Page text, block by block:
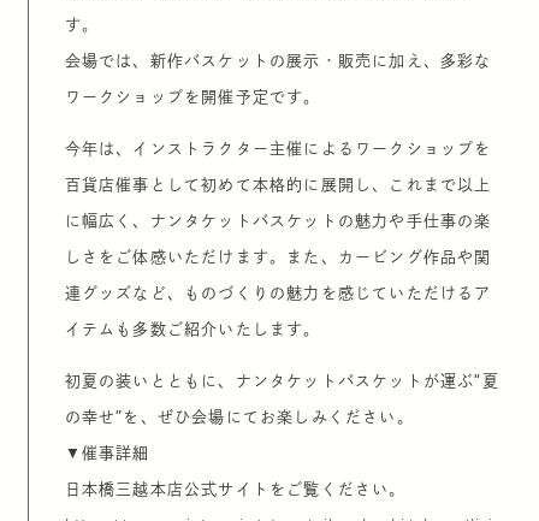
す。
会場では、新作バスケットの展示・販売に加え、多彩な
ワークショップを開催予定です。
今年は、インストラクター主催によるワークショップを
百貨店催事として初めて本格的に展開し、これまで以上
に幅広く、ナンタケットバスケットの魅力や手仕事の楽
しさをご体感いただけます。また、カービング作品や関
連グッズなど、ものづくりの魅力を感じていただけるア
イテムも多数ご紹介いたします。
初夏の装いとともに、ナンタケットバスケットが運ぶ“夏
の幸せ”を、ぜひ会場にてお楽しみください。
▼催事詳細
日本橋三越本店公式サイトをご覧ください。